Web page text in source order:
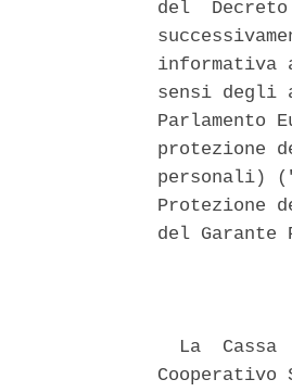
del
sensi degli
Parlamento
protezione
personali)
Protezione
del Garante
La  Cassa